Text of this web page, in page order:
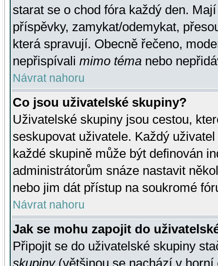
starat se o chod fóra každý den.
příspěvky, zamykat/odemykat,
která spravují. Obecně řečeno,
nepřispívali mimo téma nebo
Návrat nahoru
Co jsou uživatelské skupiny?
Uživatelské skupiny jsou cestou,
seskupovat uživatele. Každý
každé skupině může být definován
administrátorům snáze nastavit
nebo jim dát přístup na soukromé
Návrat nahoru
Jak se mohu zapojit do
Připojit se do uživatelské skupiny
skupiny(většinou se nachází v horní